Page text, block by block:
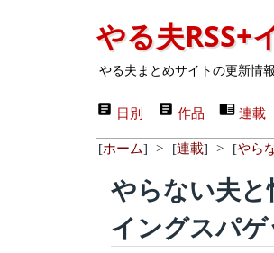
やる夫RSS+
やる夫まとめサイトの更新情
日別 作品 連載
[ホーム] > [連載] > [やら
やらない夫
イングスパゲ